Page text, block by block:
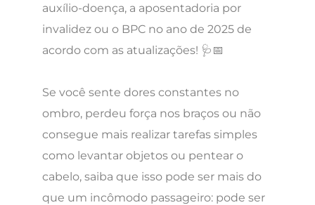
auxílio-doença, a aposentadoria por
invalidez ou o BPC no ano de 2025 de
acordo com as atualizações! 🩺📅
Se você sente dores constantes no
ombro, perdeu força nos braços ou não
consegue mais realizar tarefas simples
como levantar objetos ou pentear o
cabelo, saiba que isso pode ser mais do
que um incômodo passageiro: pode ser